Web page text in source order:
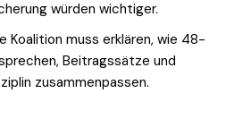
würden wichtiger.
Koalition muss erklären, wie 48-
Beitragssätze und
zusammenpassen.